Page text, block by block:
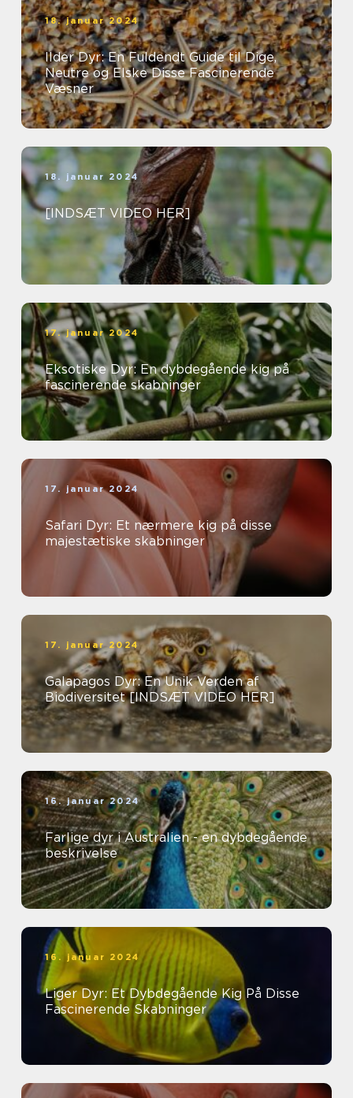
18. januar 2024
Ilder Dyr: En Fuldendt Guide til Dige,
Neutre og Elske Disse Fascinerende
Væsner
18. januar 2024
[INDSÆT VIDEO HER]
17. januar 2024
Eksotiske Dyr: En dybdegående kig på
fascinerende skabninger
17. januar 2024
Safari Dyr: Et nærmere kig på disse
majestætiske skabninger
17. januar 2024
Galapagos Dyr: En Unik Verden af
Biodiversitet [INDSÆT VIDEO HER]
16. januar 2024
Farlige dyr i Australien - en dybdegående
beskrivelse
16. januar 2024
Liger Dyr: Et Dybdegående Kig På Disse
Fascinerende Skabninger